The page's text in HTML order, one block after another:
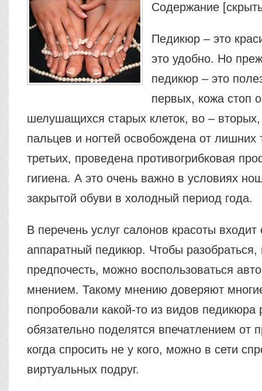
Содержание
Педикюр – это
это удобно. Но
педикюр – это
первых, кожа стоп
шелушащихся старых клеток, во – вторых,
пальцев и ногтей освобождена от лишних
третьих, проведена противогрибковая
гигиена. А это очень важно в условиях
закрытой обуви в холодный период года.
В перечень услуг салонов красоты входит
аппаратный педикюр. Чтобы разобраться,
предпочесть, можно воспользоваться
мнением. Такому мнению доверяют
попробовали какой-то из видов
обязательно поделятся впечатлением от
когда спросить не у кого, можно в сети
виртуальных подруг.